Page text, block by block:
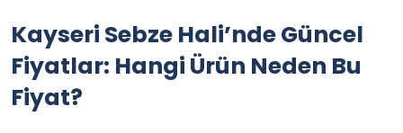
Kayseri Sebze Hali’nde Güncel
Fiyatlar: Hangi Ürün Neden Bu
Fiyat?